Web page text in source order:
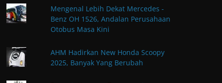
Mengenal Lebih Dekat Mercedes -
Benz OH 1526, Andalan Perusahaan
Otobus Masa Kini
AHM Hadirkan New Honda Scoopy
2025, Banyak Yang Berubah